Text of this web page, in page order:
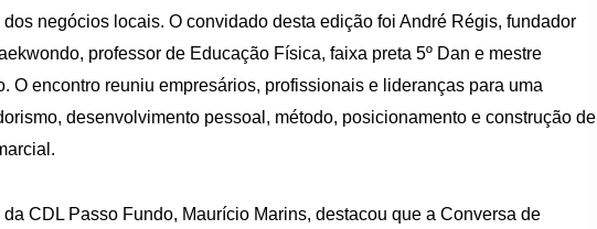
negócios locais. O convidado desta edição foi André Régis, fundador
professor de Educação Física, faixa preta 5º Dan e mestre
O encontro reuniu empresários, profissionais e lideranças para uma
desenvolvimento pessoal, método, posicionamento e construção de
CDL Passo Fundo, Maurício Marins, destacou que a Conversa de